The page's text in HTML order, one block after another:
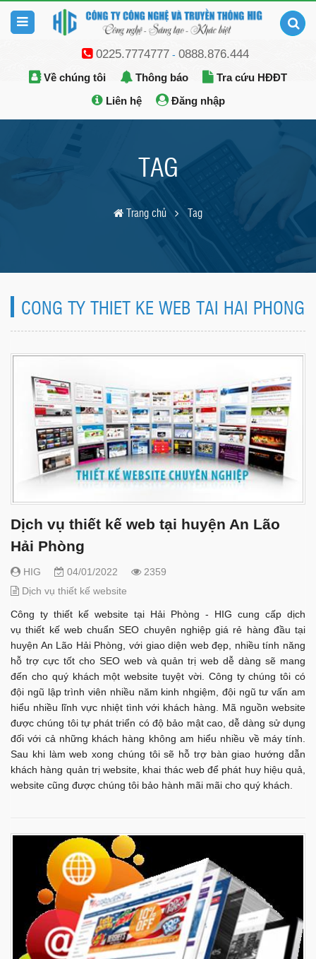
0225.7774777- 0888.876.444
Về chúng tôi Thông báo
Tra cứu HĐĐT
Liên hệ
Đăng nhập
TAG
Trang chủ Tag
CONG TY THIET KE WEB TAI HAI PHONG
Dịch vụ thiết kế web tại huyện An Lão
Hải Phòng
HIG 04/01/2022
2359
Dịch vụ thiết kế website
Công ty thiết kế website tại Hải Phòng - HIG cung cấp dịch
vụ thiết kế web chuẩn SEO chuyên nghiệp giá rẻ hàng đầu tại
huyện An Lão Hải Phòng, với giao diện web đẹp, nhiều tính năng
hỗ trợ cực tốt cho SEO web và quản trị web dễ dàng sẽ mang
đến cho quý khách một website tuyệt vời. Công ty chúng tôi có
đội ngũ lập trình viên nhiều năm kinh nhgiệm, đội ngũ tư vấn am
hiểu nhiều lĩnh vực nhiệt tình với khách hàng. Mã nguồn website
được chúng tôi tự phát triển có độ bảo mật cao, dễ dàng sử dụng
đối với cả những khách hàng không am hiểu nhiều về máy tính.
Sau khi làm web xong chúng tôi sẽ hỗ trợ bàn giao hướng dẫn
khách hàng quản trị website, khai thác web để phát huy hiệu quả,
website cũng được chúng tôi bảo hành mãi mãi cho quý khách.